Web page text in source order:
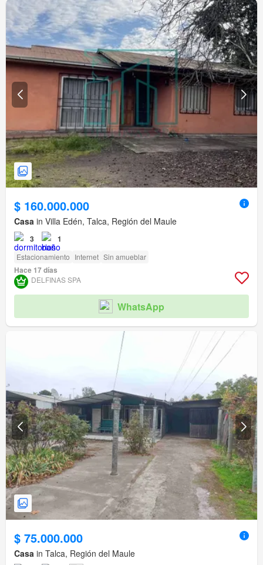
$ 160.000.000
Casa in Villa Edén, Talca, Región del Maule
3 1
Estacionamiento Internet Sin amueblar
Hace 17 días
DELFINAS SPA
WhatsApp
$ 75.000.000
Casa in Talca, Región del Maule